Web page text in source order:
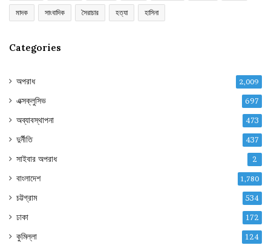
মাদক সাংবাদিক সৈরাচার হত্যা হাসিনা
Categories
অপরাধ 2,009
এক্সক্লুসিভ 697
অব্যাবস্থাপনা 473
দুর্নীতি 437
সাইবার অপরাধ 2
বাংলাদেশ 1,780
চট্টগ্রাম 534
ঢাকা 172
কুমিল্লা 124